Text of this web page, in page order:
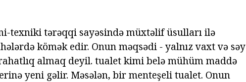
texniki tərəqqi sayəsində müxtəlif üsulları ilə
kömək edir. Onun məqsədi - yalnız vaxt və səy
almaq deyil. tualet kimi belə mühüm maddə
yeni gəlir. Məsələn, bir menteşeli tualet. Onun